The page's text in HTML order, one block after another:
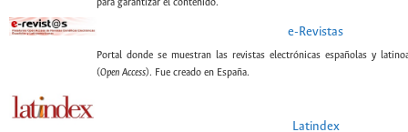
para garantizar el contenido.
e-Revistas
Portal donde se muestran las revistas electrónicas españolas y
(Open Access). Fue creado en España.
Latindex